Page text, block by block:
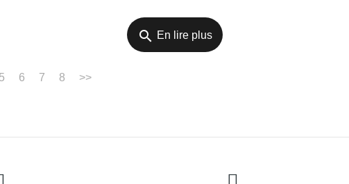
search En lire plus
5 6 7 8 >>